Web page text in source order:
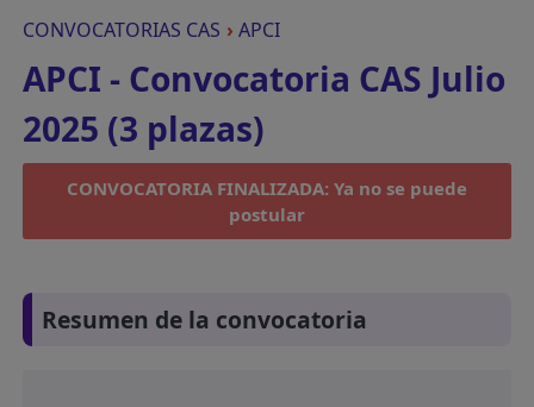
CONVOCATORIAS CAS ›APCI
APCI - Convocatoria CAS Julio
2025 (3 plazas)
CONVOCATORIA FINALIZADA: Ya no se puede
postular
Resumen de la convocatoria